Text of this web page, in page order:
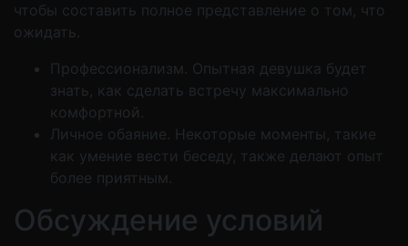
чтобы составить полное представление о том, что
ожидать.
Профессионализм. Опытная девушка будет
знать, как сделать встречу максимально
комфортной.
Личное обаяние. Некоторые моменты, такие
как умение вести беседу, также делают опыт
более приятным.
Обсуждение условий